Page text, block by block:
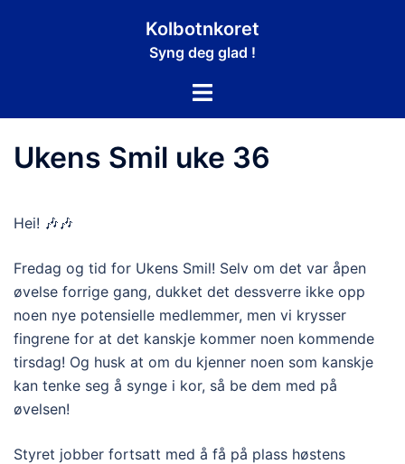
Kolbotnkoret
Syng deg glad !
Toggle
Ukens Smil uke 36
Hei! 🎶🎶
Fredag og tid for Ukens Smil! Selv om det var åpen
øvelse forrige gang, dukket det dessverre ikke opp
noen nye potensielle medlemmer, men vi krysser
fingrene for at det kanskje kommer noen kommende
tirsdag! Og husk at om du kjenner noen som kanskje
kan tenke seg å synge i kor, så be dem med på
øvelsen!
Styret jobber fortsatt med å få på plass høstens